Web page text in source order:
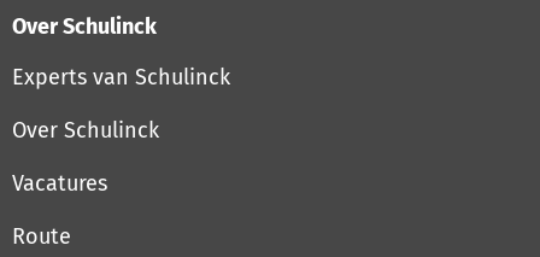
Over Schulinck
Experts van Schulinck
Over Schulinck
Vacatures
Route